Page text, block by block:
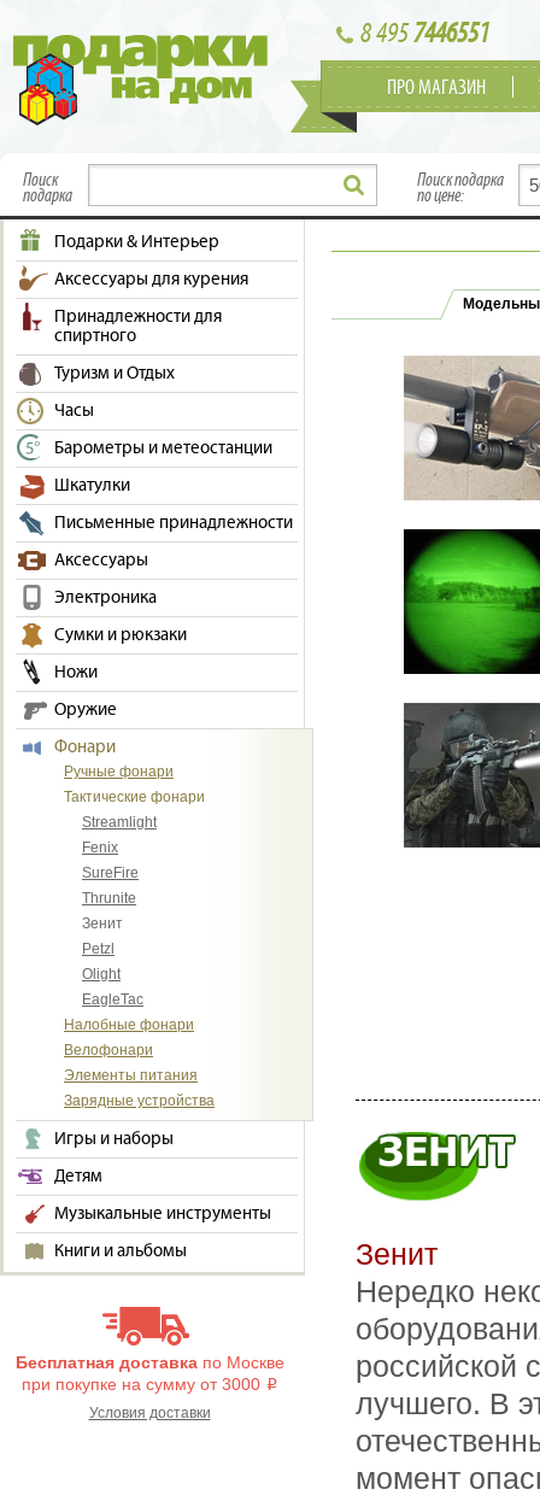
8 4957446551
ПРО МАГАЗИН
Поиск
подарка
Поиск подарка
по цене:
Подарки & Интерьер
Аксессуары для курения
Принадлежности для
спиртного
Туризм и Отдых
Часы
Барометры и метеостанции
Шкатулки
Письменные принадлежности
Аксессуары
Электроника
Сумки и рюкзаки
Ножи
Оружие
Фонари
Ручные фонари
Тактические фонари
Streamlight
Fenix
SureFire
Thrunite
Зенит
Petzl
Olight
EagleTac
Налобные фонари
Велофонари
Элементы питания
Зарядные устройства
Игры и наборы
Детям
Музыкальные инструменты
Книги и альбомы
Бесплатная доставкапо Москве
при покупке на сумму от 3000 i
Условия доставки
Зенит
Нередко
российской
лучшего. В
момент